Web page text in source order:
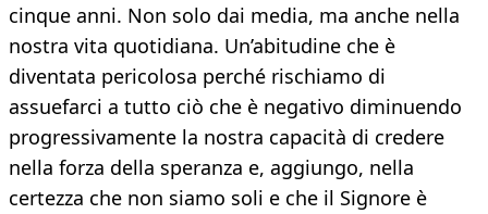
cinque anni. Non solo dai media, ma anche nella
nostra vita quotidiana. Un’abitudine che è
diventata pericolosa perché rischiamo di
assuefarci a tutto ciò che è negativo diminuendo
progressivamente la nostra capacità di credere
nella forza della speranza e, aggiungo, nella
certezza che non siamo soli e che il Signore è